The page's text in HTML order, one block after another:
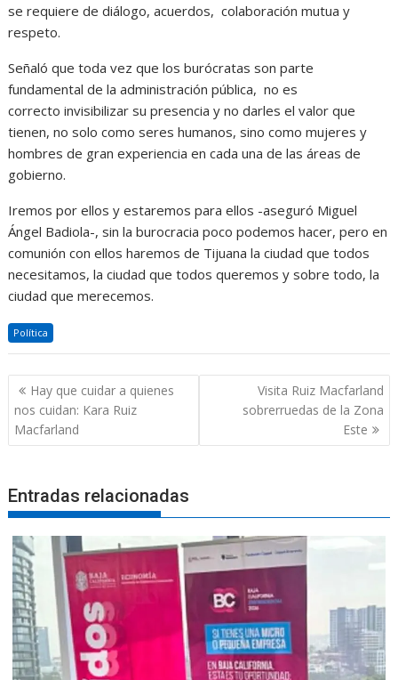
se requiere de diálogo, acuerdos, colaboración mutua y
respeto.
Señaló que toda vez que los burócratas son parte
fundamental de la administración pública, no es
correcto invisibilizar su presencia y no darles el valor que
tienen, no solo como seres humanos, sino como mujeres y
hombres de gran experiencia en cada una de las áreas de
gobierno.
Iremos por ellos y estaremos para ellos -aseguró Miguel
Ángel Badiola-, sin la burocracia poco podemos hacer, pero en
comunión con ellos haremos de Tijuana la ciudad que todos
necesitamos, la ciudad que todos queremos y sobre todo, la
ciudad que merecemos.
Política
Navegación
de
entradas
Hay que cuidar a quienes
nos cuidan: Kara Ruiz
Macfarland
Visita Ruiz Macfarland
sobrerruedas de la Zona
Este
Entradas relacionadas